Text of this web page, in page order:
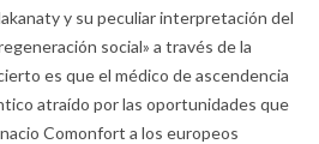
y su peculiar interpretación del
social» a través de la
es que el médico de ascendencia
atraído por las oportunidades que
Comonfort a los europeos